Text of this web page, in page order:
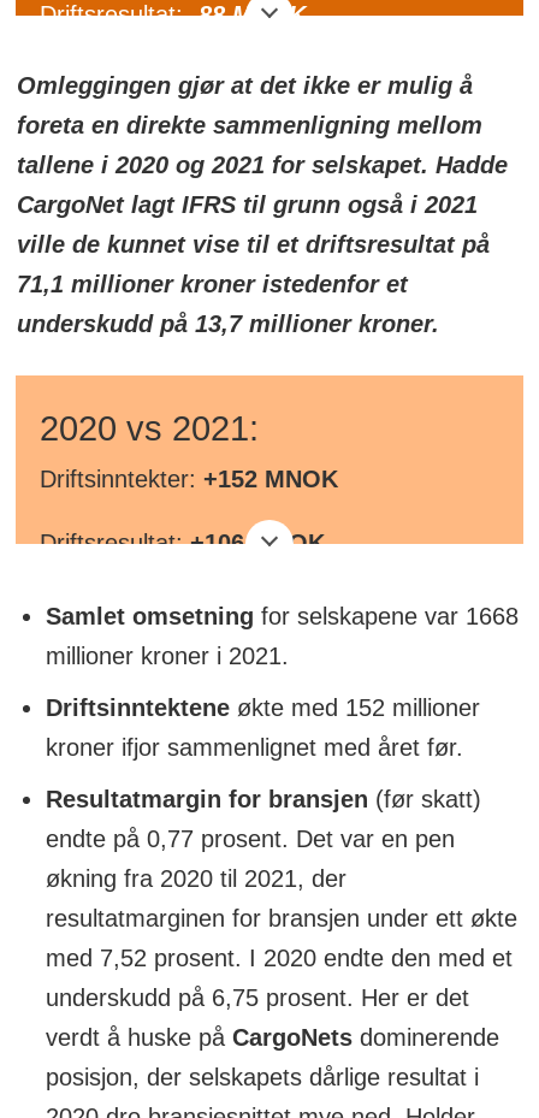
Driftsresultat:-88 MNOK
Driftsmargin: -5,84 prosent
Resultatmargin:-7,75 prosent
Ord.resultat før skatt:-102 MNOK
Omleggingen gjør at det ikke er mulig å
foreta en direkte sammenligning mellom
tallene i 2020 og 2021 for selskapet. Hadde
CargoNet lagt IFRS til grunn også i 2021
ville de kunnet vise til et driftsresultat på
71,1 millioner kroner istedenfor et
underskudd på 13,7 millioner kroner.
2020 vs 2021:
Driftsinntekter: +152 MNOK
Driftsresultat:+106 MNOK
Driftsmargin:+6,97prosent
Resultatmargin: +7,52 prosent
Ord.resultat før skatt: +114,9 MNOK
Samlet omsetning for selskapene var 1668
millioner kroner i 2021.
Driftsinntektene økte med 152 millioner
kroner ifjor sammenlignet med året før.
Resultatmargin for bransjen (før skatt)
endte på 0,77 prosent. Det var en pen
økning fra 2020 til 2021, der
resultatmarginen for bransjen under ett økte
med 7,52 prosent. I 2020 endte den med et
underskudd på 6,75 prosent. Her er det
verdt å huske på CargoNetsdominerende
posisjon, der selskapets dårlige resultat i